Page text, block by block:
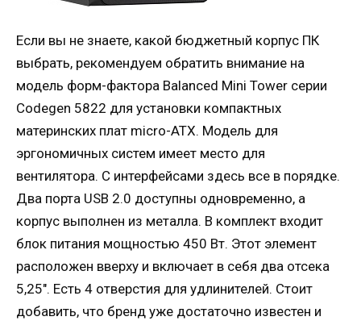
Если вы не знаете, какой бюджетный корпус ПК
выбрать, рекомендуем обратить внимание на
модель форм-фактора Balanced Mini Tower серии
Codegen 5822 для установки компактных
материнских плат micro-ATX. Модель для
эргономичных систем имеет место для
вентилятора. С интерфейсами здесь все в порядке.
Два порта USB 2.0 доступны одновременно, а
корпус выполнен из металла. В комплект входит
блок питания мощностью 450 Вт. Этот элемент
расположен вверху и включает в себя два отсека
5,25″. Есть 4 отверстия для удлинителей. Стоит
добавить, что бренд уже достаточно известен и